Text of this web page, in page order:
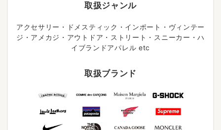
取扱ジャンル
アクセサリー・ドメスティック・インポート・ヴィンテー
ジ・アメカジ・アウトドア・ストリート・スニーカー・ハ
イブランドアパレル etc
取扱ブランド